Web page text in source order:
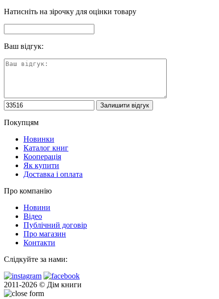
Натисніть на зірочку для оцінки товару
Ваш відгук:
Покупцям
Новинки
Каталог книг
Кооперація
Як купити
Доставка і оплата
Про компанію
Новини
Відео
Публічний договір
Про магазин
Контакти
Слідкуйте за нами:
2011-2026 © Дім книги